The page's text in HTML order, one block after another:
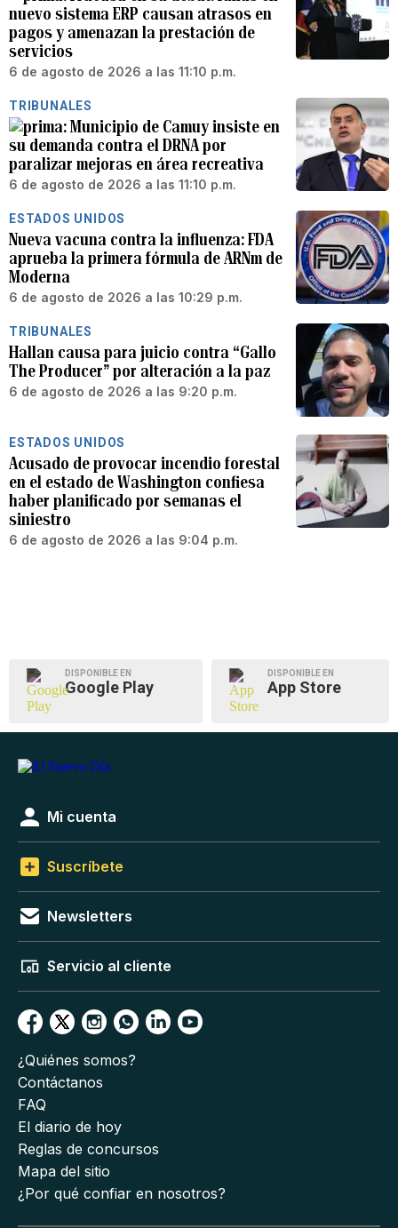
nuevo sistema ERP causan atrasos en
pagos y amenazan la prestación de
servicios
6 de agosto de 2026 a las 11:10 p.m.
TRIBUNALES
Municipio de Camuy insiste en
su demanda contra el DRNA por
paralizar mejoras en área recreativa
6 de agosto de 2026 a las 11:10 p.m.
ESTADOS UNIDOS
Nueva vacuna contra la influenza: FDA
aprueba la primera fórmula de ARNm de
Moderna
6 de agosto de 2026 a las 10:29 p.m.
TRIBUNALES
Hallan causa para juicio contra “Gallo
The Producer” por alteración a la paz
6 de agosto de 2026 a las 9:20 p.m.
ESTADOS UNIDOS
Acusado de provocar incendio forestal
en el estado de Washington confiesa
haber planificado por semanas el
siniestro
6 de agosto de 2026 a las 9:04 p.m.
DISPONIBLE EN
Google Play
DISPONIBLE EN
App Store
Mi cuenta
Suscríbete
Newsletters
Servicio al cliente
¿Quiénes somos?
Contáctanos
FAQ
El diario de hoy
Reglas de concursos
Mapa del sitio
¿Por qué confiar en nosotros?